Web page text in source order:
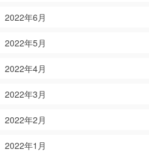
2022年6月
2022年5月
2022年4月
2022年3月
2022年2月
2022年1月